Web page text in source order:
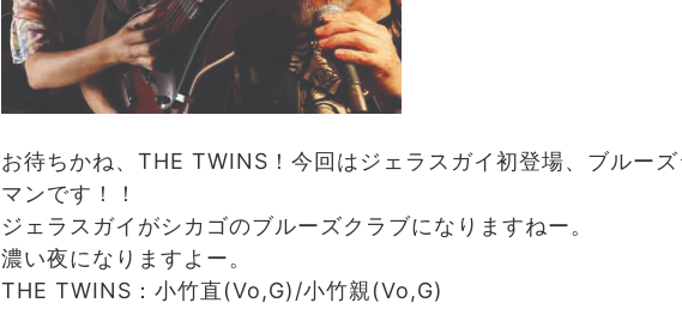
お待ちかね、THE TWINS！今回はジェラスガイ初登場、ブルーズ
マンです！！
ジェラスガイがシカゴのブルーズクラブになりますねー。
濃い夜になりますよー。
THE TWINS：小竹直(Vo,G)/小竹親(Vo,G)